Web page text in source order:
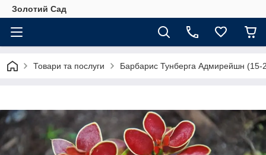
Золотий Сад
Товари та послуги Барбарис Тунберга Адмирейшн